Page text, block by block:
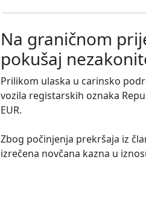
Na graničnom
pokušaj
Prilikom ulaska u carinsko
vozila registarskih oznaka
EUR.
Zbog počinjenja prekršaja iz
izrečena novčana kazna u